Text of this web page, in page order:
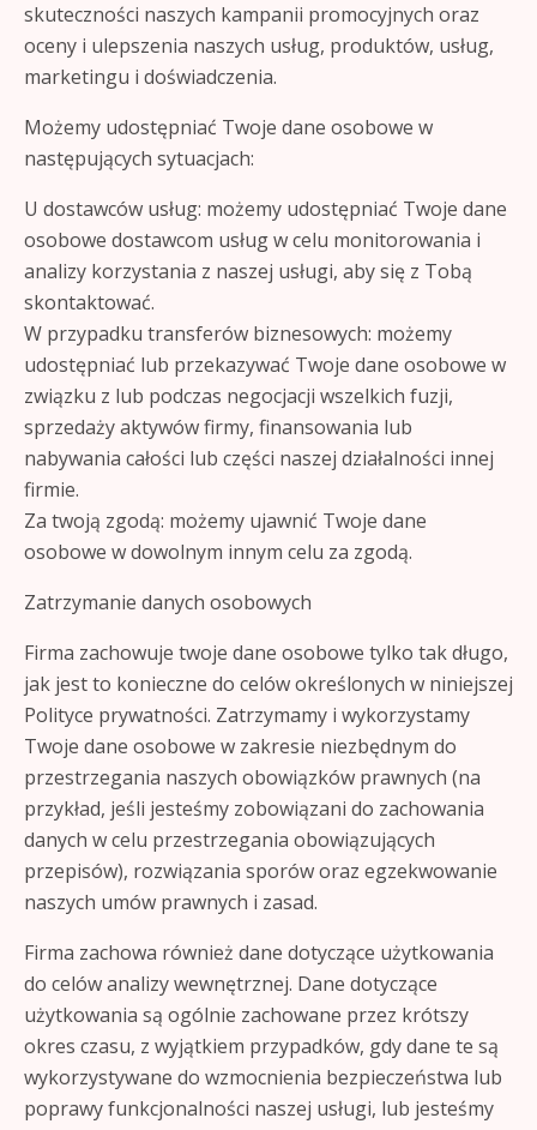
skuteczności naszych kampanii promocyjnych oraz
oceny i ulepszenia naszych usług, produktów, usług,
marketingu i doświadczenia.
Możemy udostępniać Twoje dane osobowe w
następujących sytuacjach:
U dostawców usług: możemy udostępniać Twoje dane
osobowe dostawcom usług w celu monitorowania i
analizy korzystania z naszej usługi, aby się z Tobą
skontaktować.
W przypadku transferów biznesowych: możemy
udostępniać lub przekazywać Twoje dane osobowe w
związku z lub podczas negocjacji wszelkich fuzji,
sprzedaży aktywów firmy, finansowania lub
nabywania całości lub części naszej działalności innej
firmie.
Za twoją zgodą: możemy ujawnić Twoje dane
osobowe w dowolnym innym celu za zgodą.
Zatrzymanie danych osobowych
Firma zachowuje twoje dane osobowe tylko tak długo,
jak jest to konieczne do celów określonych w niniejszej
Polityce prywatności. Zatrzymamy i wykorzystamy
Twoje dane osobowe w zakresie niezbędnym do
przestrzegania naszych obowiązków prawnych (na
przykład, jeśli jesteśmy zobowiązani do zachowania
danych w celu przestrzegania obowiązujących
przepisów), rozwiązania sporów oraz egzekwowanie
naszych umów prawnych i zasad.
Firma zachowa również dane dotyczące użytkowania
do celów analizy wewnętrznej. Dane dotyczące
użytkowania są ogólnie zachowane przez krótszy
okres czasu, z wyjątkiem przypadków, gdy dane te są
wykorzystywane do wzmocnienia bezpieczeństwa lub
poprawy funkcjonalności naszej usługi, lub jesteśmy